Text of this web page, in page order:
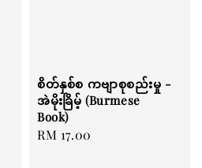
စိတ်နှစ်စ ကဗျာစုစည်းမှု -
အဲမိုးခြိမ့် (Burmese
Book)
Regular
RM 17.00